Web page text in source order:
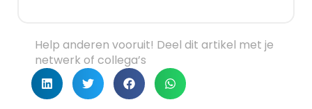
Help anderen vooruit! Deel dit artikel met je
netwerk of collega’s